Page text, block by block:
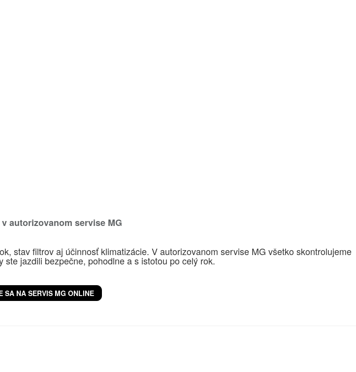
autorizovanom servise MG
stav filtrov aj účinnosť klimatizácie. V autorizovanom servise MG všetko skontrolujeme
jazdili bezpečne, pohodlne a s istotou po celý rok.
SA NA SERVIS MG ONLINE